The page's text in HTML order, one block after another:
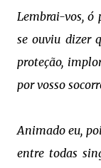
Lembrai-vos,
se ouviu dizer
proteção,
por vosso
Animado eu,
entre todas